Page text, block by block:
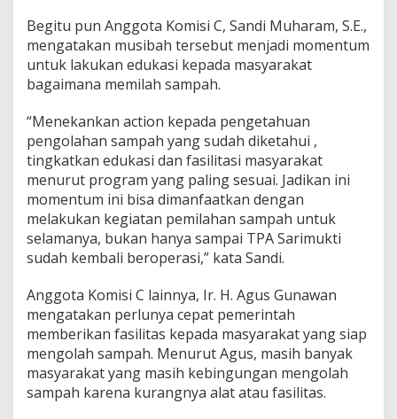
Begitu pun Anggota Komisi C, Sandi Muharam, S.E.,
mengatakan musibah tersebut menjadi momentum
untuk lakukan edukasi kepada masyarakat
bagaimana memilah sampah.
“Menekankan action kepada pengetahuan
pengolahan sampah yang sudah diketahui ,
tingkatkan edukasi dan fasilitasi masyarakat
menurut program yang paling sesuai. Jadikan ini
momentum ini bisa dimanfaatkan dengan
melakukan kegiatan pemilahan sampah untuk
selamanya, bukan hanya sampai TPA Sarimukti
sudah kembali beroperasi,” kata Sandi.
Anggota Komisi C lainnya, Ir. H. Agus Gunawan
mengatakan perlunya cepat pemerintah
memberikan fasilitas kepada masyarakat yang siap
mengolah sampah. Menurut Agus, masih banyak
masyarakat yang masih kebingungan mengolah
sampah karena kurangnya alat atau fasilitas.